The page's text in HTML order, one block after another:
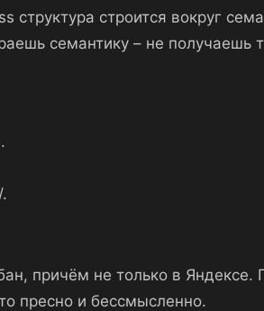
строится вокруг
семантику – не получаешь
причём не только в
пресно и бессмысленно.